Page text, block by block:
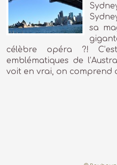
sa
célèbre opéra ?!
emblématiques de
voit en vrai, on comprend